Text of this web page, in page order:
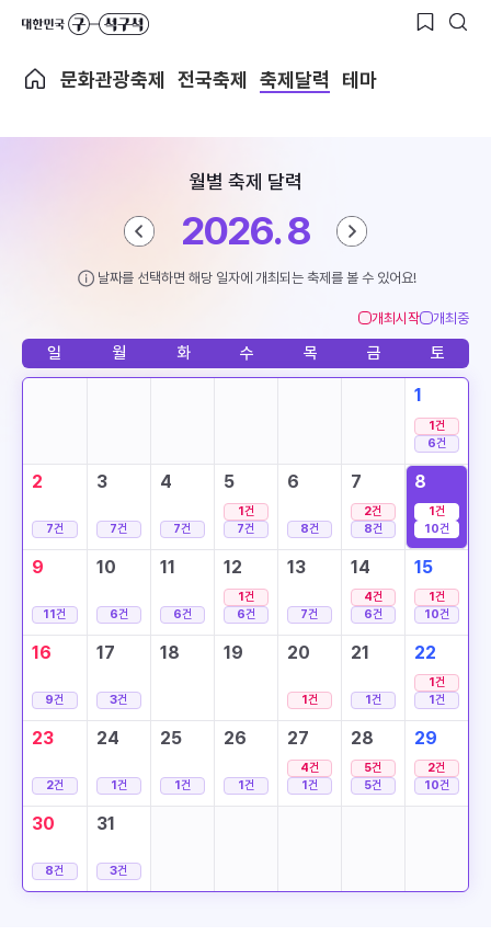
문화관광축제 전국축제 축제달력 테마
월별 축제 달력
2026. 8
날짜를 선택하면 해당 일자에 개최되는 축제를 볼 수 있어요!
개최시작 개최중
일 월 화 수 목 금 토
1
1건
6건
2
7건
3
7건
4
7건
5
1건
7건
6
8건
7
2건
8건
8
1건
10건
9
11건
10
6건
11
6건
12
1건
6건
13
7건
14
4건
6건
15
1건
10건
16
9건
17
3건
18 19 20
1건
21
1건
22
1건
1건
23
2건
24
1건
25
1건
26
1건
27
4건
1건
28
5건
5건
29
2건
10건
30
8건
31
3건